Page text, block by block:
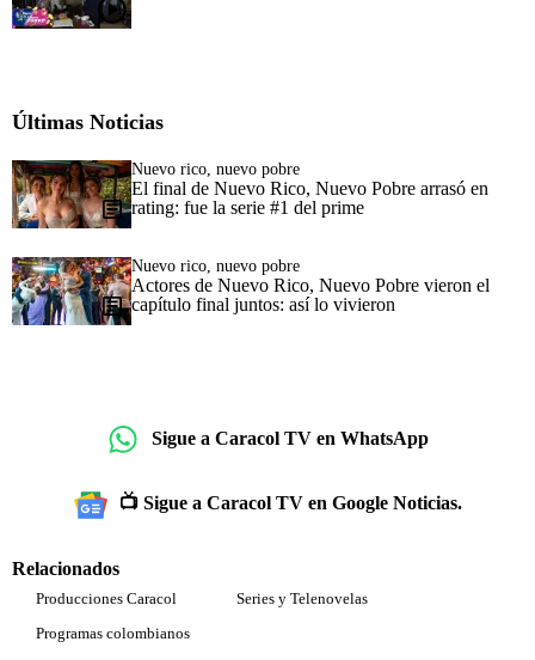
Últimas Noticias
Nuevo rico, nuevo pobre
El final de Nuevo Rico, Nuevo Pobre arrasó en
rating: fue la serie #1 del prime
Nuevo rico, nuevo pobre
Actores de Nuevo Rico, Nuevo Pobre vieron el
capítulo final juntos: así lo vivieron
Sigue a Caracol TV en WhatsApp
📺 Sigue a Caracol TV en Google Noticias.
Relacionados
Producciones Caracol
Series y Telenovelas
Programas colombianos